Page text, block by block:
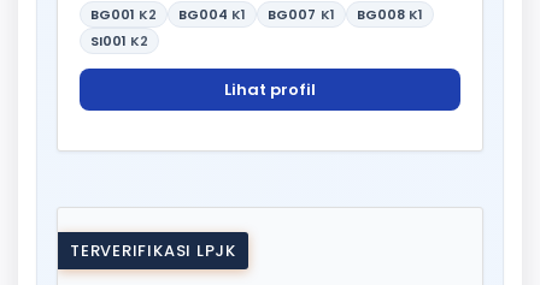
BG001 K2 BG004 K1 BG007 K1 BG008 K1
SI001 K2
Lihat profil
TERVERIFIKASI LPJK